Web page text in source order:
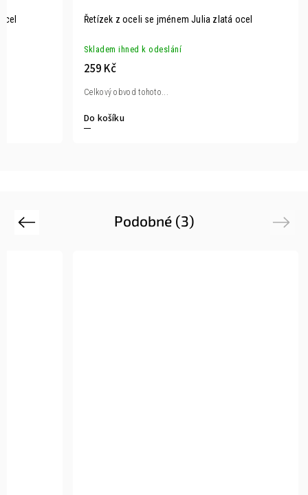
Řetízek z oceli se jménem Julia zlatá ocel
Skladem ihned k odeslání
259 Kč
Do košíku
Celkový obvod tohoto...
Podobné (3)
Previous Next